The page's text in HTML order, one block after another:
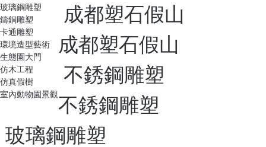
玻璃鋼雕塑
鑄銅雕塑
卡通雕塑
環境造型藝術
生態園大門
仿木工程
仿真假樹
室內動物園景觀
成都塑石假山
成都塑石假山
不銹鋼雕塑
不銹鋼雕塑
玻璃鋼雕塑